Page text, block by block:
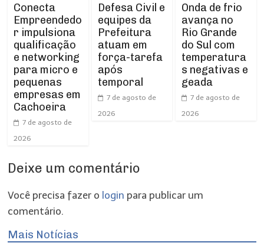
Conecta
Empreendedo
r impulsiona
qualificação
e networking
para micro e
pequenas
empresas em
Cachoeira
7 de agosto de
2026
Defesa Civil e
equipes da
Prefeitura
atuam em
força-tarefa
após
temporal
7 de agosto de
2026
Onda de frio
avança no
Rio Grande
do Sul com
temperatura
s negativas e
geada
7 de agosto de
2026
Deixe um comentário
Você precisa fazer o login para publicar um
comentário.
Mais Notícias